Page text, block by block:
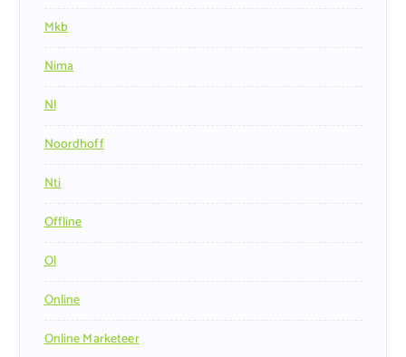
Mkb
Nima
Nl
Noordhoff
Nti
Offline
Ol
Online
Online Marketeer